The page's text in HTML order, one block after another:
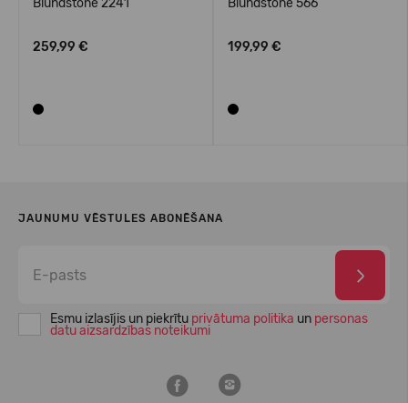
Blundstone 2241
259,99 €
Blundstone 566
199,99 €
JAUNUMU VĒSTULES ABONĒŠANA
Esmu izlasījis un piekrītu privātuma politika un personas
datu aizsardzības noteikumi